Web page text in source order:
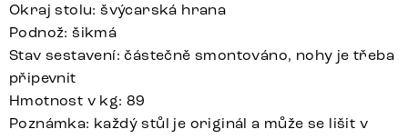
Okraj stolu: švýcarská hrana
Podnož: šikmá
Stav sestavení: částečně smontováno, nohy je třeba
připevnit
Hmotnost v kg: 89
Poznámka: každý stůl je originál a může se lišit v